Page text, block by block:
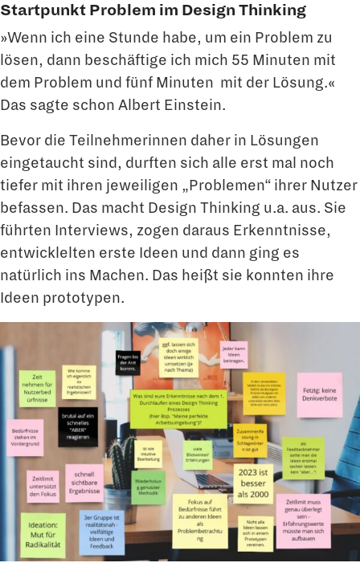
Startpunkt Problem im Design Thinking
»Wenn ich eine Stunde habe, um ein Problem zu
lösen, dann beschäftige ich mich 55 Minuten mit
dem Problem und fünf Minuten mit der Lösung.«
Das sagte schon Albert Einstein.
Bevor die Teilnehmerinnen daher in Lösungen
eingetaucht sind, durften sich alle erst mal noch
tiefer mit ihren jeweiligen „Problemen“ ihrer Nutzer
befassen. Das macht Design Thinking u.a. aus. Sie
führten Interviews, zogen daraus Erkenntnisse,
entwicklelten erste Ideen und dann ging es
natürlich ins Machen. Das heißt sie konnten ihre
Ideen prototypen.